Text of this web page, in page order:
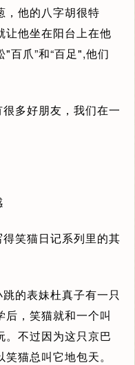
，他的八字胡很特
让他坐在阳台上在他
百爪”和“百足",他们
多好朋友，我们在一
笑猫日记系列里的其
的表妹杜真子有一只
，笑猫就和一个叫
。不过因为这只京巴
猫总叫它地包天。